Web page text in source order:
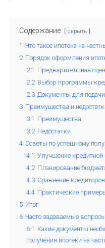
Содержание скрыть
1 Что такое ипотека на
2 Порядок оформления
2.1 Предварительная
2.2 Выбор программы
2.3 Документы для
3 Преимущества и
3.1 Преимущества
3.2 Недостатки
4 Советы по успешному
4.1 Улучшение кредитной
4.2 Планирование
4.3 Сравнение кредиторов
4.4 Практические
5 Итог
6 Часто задаваемые вопросы
6.1 Какие документы
получения ипотеки на